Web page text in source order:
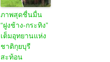
ภาพสุดชื่นมื่น
“ฝูงช้าง-กระทิง”
เต็มอุทยานแห่ง
ชาติกุยบุรี
สะท้อน